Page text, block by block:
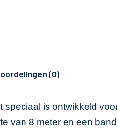
(0)
is ontwikkeld
van 8 meter en een